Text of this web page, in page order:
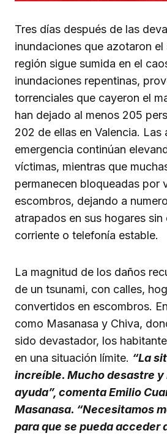
Tres días después de las
inundaciones que azotaron el
región sigue sumida en el
inundaciones repentinas,
torrenciales que cayeron el
han dejado al menos 205
202 de ellas en Valencia. Las
emergencia continúan
víctimas, mientras que
permanecen bloqueadas por
escombros, dejando a
atrapados en sus hogares
corriente o telefonía estable.
La magnitud de los daños
de un tsunami, con calles,
convertidos en escombros.
como Masanasa y Chiva,
sido devastador, los
en una situación límite. “La
increíble. Mucho desastre y
ayuda”, comenta Emilio
Masanasa. “Necesitamos
para que se pueda acceder